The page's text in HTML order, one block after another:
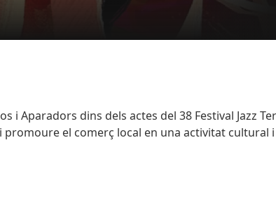
i Aparadors dins dels actes del 38 Festival Jazz
promoure el comerç local en una activitat cultural i